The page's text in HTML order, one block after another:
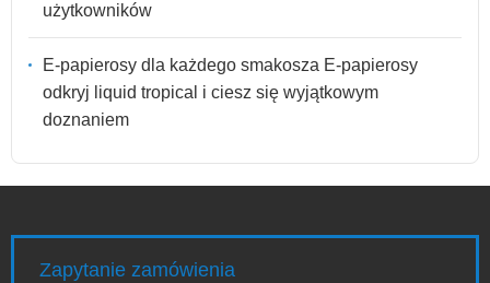
użytkowników
E-papierosy dla każdego smakosza E-papierosy
odkryj liquid tropical i ciesz się wyjątkowym
doznaniem
Zapytanie zamówienia